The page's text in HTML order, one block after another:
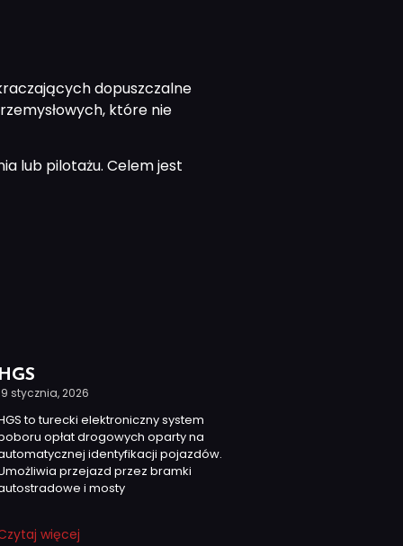
dopuszczalne
które nie
lub pilotażu. Celem jest
stycznia, 2026
to turecki elektroniczny system
opłat drogowych oparty na
identyfikacji pojazdów.
przejazd przez bramki
i mosty
więcej